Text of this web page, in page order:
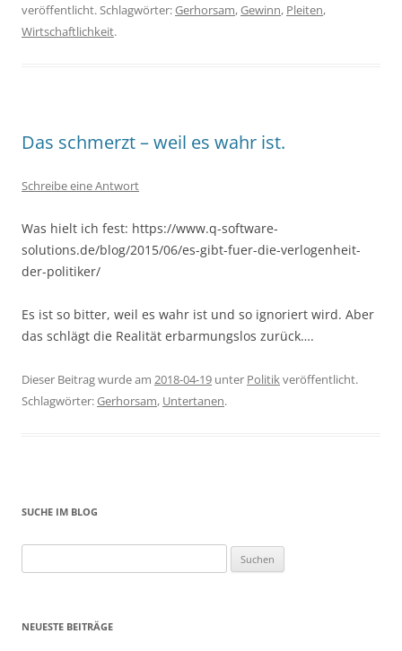
veröffentlicht. Schlagwörter:Gerhorsam,Gewinn, Pleiten,
Wirtschaftlichkeit.
Das schmerzt – weil es wahr ist.
Schreibe eine Antwort
Was hielt ich fest: https://www.q-software-
solutions.de/blog/2015/06/es-gibt-fuer-die-verlogenheit-
der-politiker/
Es ist so bitter, weil es wahr ist und so ignoriert wird. Aber
das schlägt die Realität erbarmungslos zurück….
Dieser Beitrag wurde am 2018-04-19 unter Politikveröffentlicht.
Schlagwörter:Gerhorsam, Untertanen.
SUCHE IM BLOG
nach:
NEUESTE BEITRÄGE